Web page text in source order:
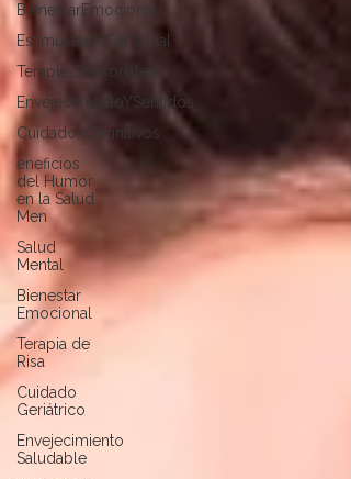
BienestarEmocional
EstimulaciónSensorial
TerapiasSensoriales
EnvejecimientoYSentidos
CuidadosCognitivos
eneficios
del Humor
en la Salud
Men
Salud
Mental
Bienestar
Emocional
Terapia de
Risa
Cuidado
Geriátrico
Envejecimiento
Saludable